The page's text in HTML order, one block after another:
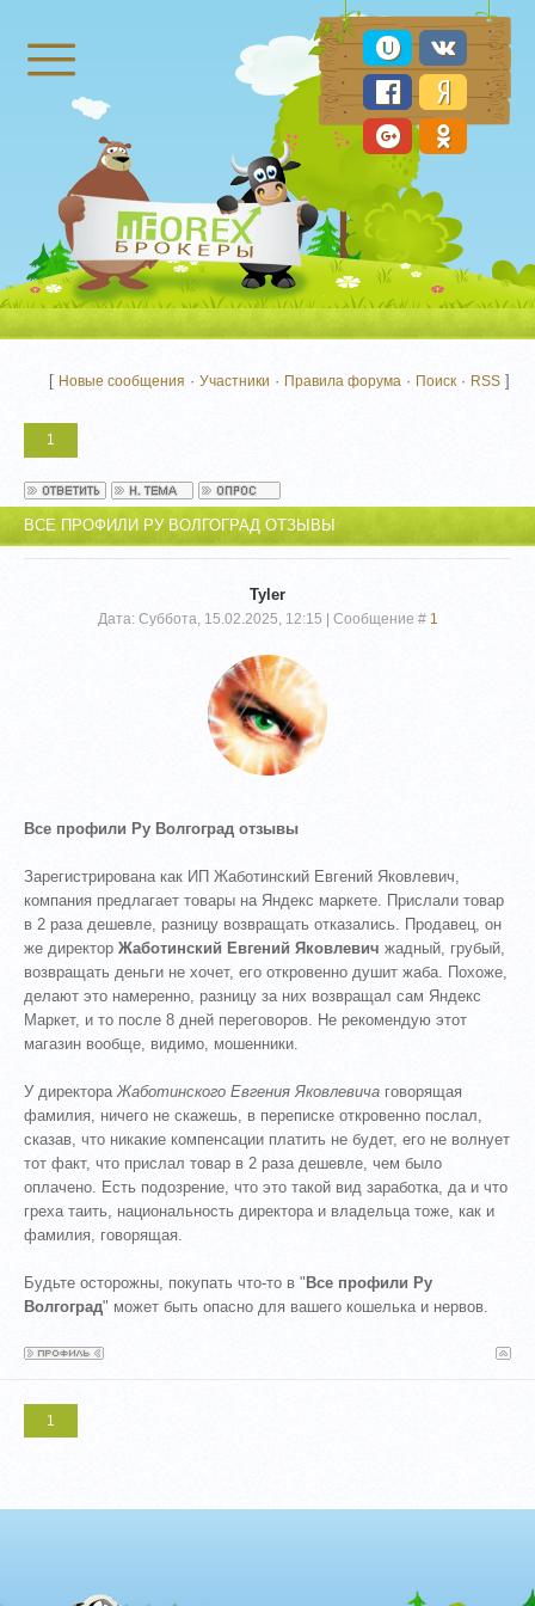
Брокеры Форекс
[ Новые сообщения ·Участники · Правила форума · Поиск · RSS ]
1
ВСЕ ПРОФИЛИ РУ ВОЛГОГРАД ОТЗЫВЫ
Tyler
Дата: Суббота, 15.02.2025, 12:15 | Сообщение # 1
Все профили Ру Волгоград отзывы
Зарегистрирована как ИП Жаботинский Евгений Яковлевич,
компания предлагает товары на Яндекс маркете. Прислали товар
в 2 раза дешевле, разницу возвращать отказались. Продавец, он
же директорЖаботинский Евгений Яковлевич жадный, грубый,
возвращать деньги не хочет, его откровенно душит жаба. Похоже,
делают это намеренно, разницу за них возвращал сам Яндекс
Маркет, и то после 8 дней переговоров. Не рекомендую этот
магазин вообще, видимо, мошенники.
У директораЖаботинского Евгения Яковлевича говорящая
фамилия, ничего не скажешь, в переписке откровенно послал,
сказав, что никакие компенсации платить не будет, его не волнует
тот факт, что прислал товар в 2 раза дешевле, чем было
оплачено. Есть подозрение, что это такой вид заработка, да и что
греха таить, национальность директора и владельца тоже, как и
фамилия, говорящая.
Будьте осторожны, покупать что-то в "Все профили Ру
Волгоград" может быть опасно для вашего кошелька и нервов.
1